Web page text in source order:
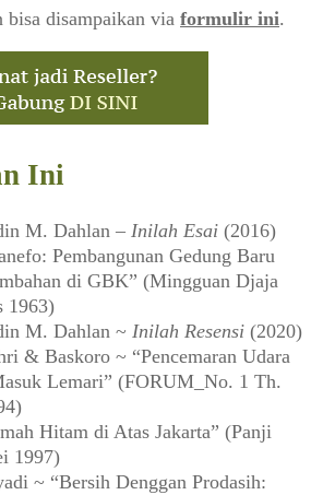
bisa disampaikan via formulir ini.
Ini
M. Dahlan – Inilah Esai (2016)
Pembangunan Gedung Baru
di GBK” (Mingguan Djaja
1963)
M. Dahlan ~ Inilah Resensi (2020)
& Baskoro ~ “Pencemaran Udara
Lemari” (FORUM_No. 1 Th.
Hitam di Atas Jakarta” (Panji
1997)
~ “Bersih Denggan Prodasih: